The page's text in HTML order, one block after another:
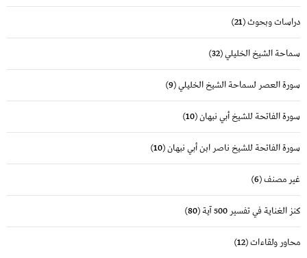
دراسات وبحوث(21)
سماحة الشيخ الخليلي(32)
سورة العصر لسماحة الشيخ الخليلي(9)
سورة الفاتحة للشيخ أبي نبهان(10)
سورة الفاتحة للشيخ ناصر ابن أبي نبهان(10)
غير مصنف(6)
كنز الغناية في تفسير 500 آية
(80)
محاور ولقاءات(12)